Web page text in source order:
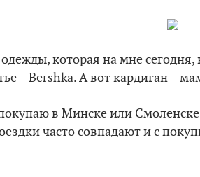
которая на мне
– Bershka. А вот кардиган –
в Минске или
часто совпадают и с